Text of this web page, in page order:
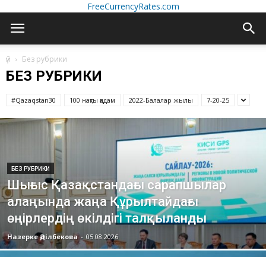
FreeCurrencyRates.com
үй Без рубрики
БЕЗ РУБРИКИ
#Qazaqstan30 100 нақты қадам 2022-Балалар жылы 7-20-25
БЕЗ РУБРИКИ
Шығыс Қазақстандағы сарапшылар
алаңында жаңа Құрылтайдағы
өңірлердің өкілдігі талқыланды
Назерке Әділбекова - 05.08.2026